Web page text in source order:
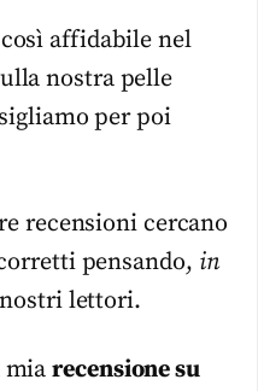
così affidabile nel
nostra pelle
per poi
recensioni cercano
pensando, in
lettori.
miarecensione su